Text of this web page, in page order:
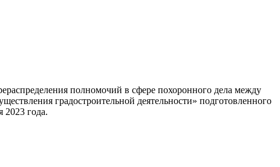
полномочий в сфере похоронного дела между
градостроительной деятельности» подготовленного
2023 года.